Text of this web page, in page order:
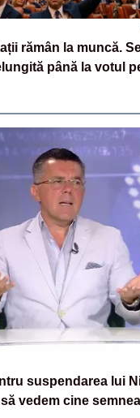
rămân la muncă.
până la votul
suspendarea lui
vedem cine